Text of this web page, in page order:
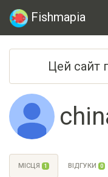
Fishmapia
Цей сайт
МІСЦЯ 1 ВІДГУКИ 0